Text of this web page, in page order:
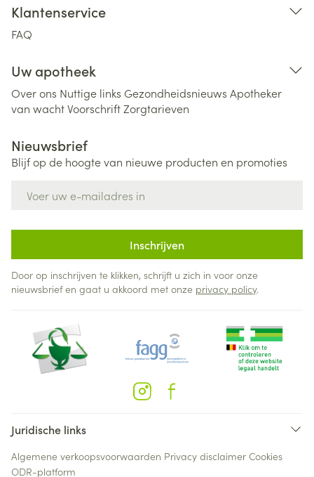
Klantenservice
FAQ
Uw apotheek
Over ons Nuttige links Gezondheidsnieuws Apotheker
van wachtVoorschriftZorgtarieven
Nieuwsbrief
Blijf op de hoogte van nieuwe producten en promoties
Inschrijven
Door op inschrijven te klikken, schrijft u zich in voor onze
nieuwsbrief en gaat u akkoord met onze privacy policy.
Juridische links
Algemene verkoopsvoorwaarden Privacy disclaimer Cookies
ODR-platform